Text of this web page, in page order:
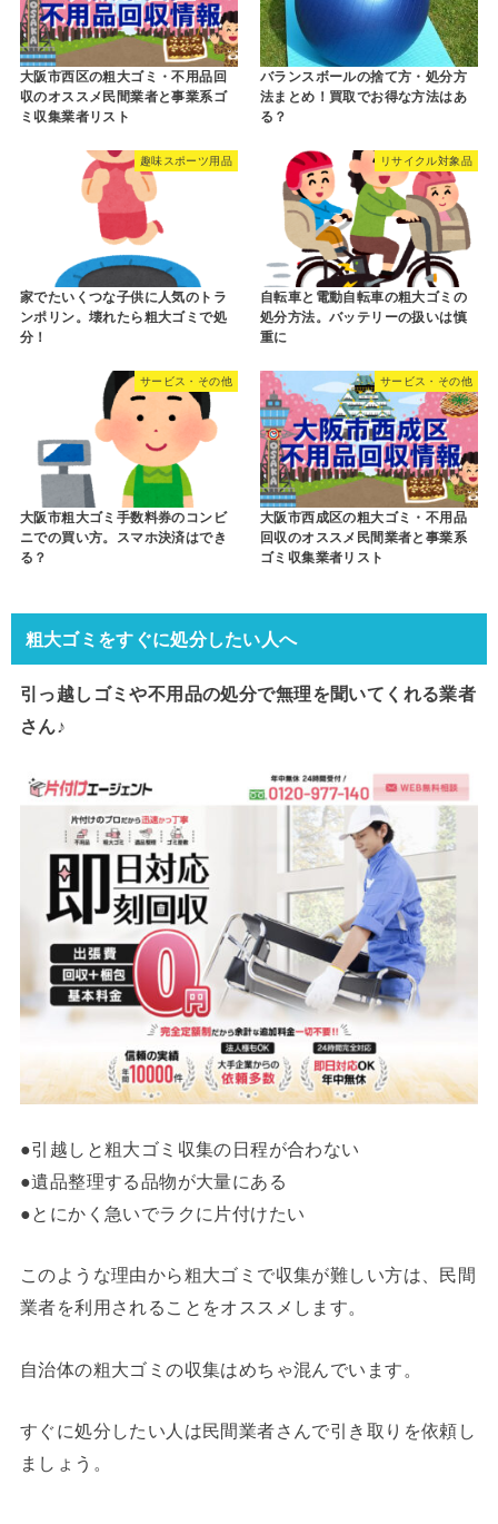
大阪市西区の粗大ゴミ・不用品回
収のオススメ民間業者と事業系ゴ
ミ収集業者リスト
バランスボールの捨て方・処分方
法まとめ！買取でお得な方法はあ
る？
趣味スポーツ用品
家でたいくつな子供に人気のトラ
ンポリン。壊れたら粗大ゴミで処
分！
リサイクル対象品
自転車と電動自転車の粗大ゴミの
処分方法。バッテリーの扱いは慎
重に
サービス・その他
大阪市粗大ゴミ手数料券のコンビ
ニでの買い方。スマホ決済はでき
る？
サービス・その他
大阪市西成区の粗大ゴミ・不用品
回収のオススメ民間業者と事業系
ゴミ収集業者リスト
粗大ゴミをすぐに処分したい人へ
引っ越しゴミや不用品の処分で無理を聞いてくれる業者
さん♪
●引越しと粗大ゴミ収集の日程が合わない
●遺品整理する品物が大量にある
●とにかく急いでラクに片付けたい
このような理由から粗大ゴミで収集が難しい方は、民間
業者を利用されることをオススメします。
自治体の粗大ゴミの収集はめちゃ混んでいます。
すぐに処分したい人は民間業者さんで引き取りを依頼し
ましょう。